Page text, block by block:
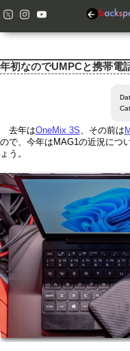
年初なのでUMPCと携帯電
去年はOneMix 3S、その前は
ので、今年はMAG1の近況につ
ょう。